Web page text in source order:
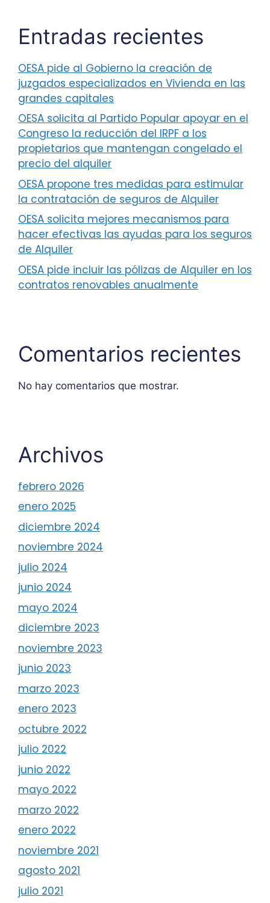
Entradas recientes
OESA pide al Gobierno la creación de
juzgados especializados en Vivienda en las
grandes capitales
OESA solicita al Partido Popular apoyar en el
Congreso la reducción del IRPF a los
propietarios que mantengan congelado el
precio del alquiler
OESA propone tres medidas para estimular
la contratación de seguros de Alquiler
OESA solicita mejores mecanismos para
hacer efectivas las ayudas para los seguros
de Alquiler
OESA pide incluir las pólizas de Alquiler en los
contratos renovables anualmente
Comentarios recientes
No hay comentarios que mostrar.
Archivos
febrero 2026
enero 2025
diciembre 2024
noviembre 2024
julio 2024
junio 2024
mayo 2024
diciembre 2023
noviembre 2023
junio 2023
marzo 2023
enero 2023
octubre 2022
julio 2022
junio 2022
mayo 2022
marzo 2022
enero 2022
noviembre 2021
agosto 2021
julio 2021